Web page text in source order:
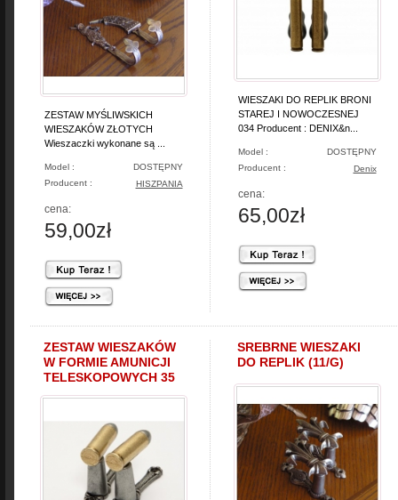
ZESTAW MYŚLIWSKICH
WIESZAKÓW ZŁOTYCH
Wieszaczki wykonane są ...
Model :
DOSTĘPNY
Producent :
HISZPANIA
cena:
59,00zł
WIESZAKI DO REPLIK BRONI
STAREJ I NOWOCZESNEJ
034 Producent : DENIX&n...
Model :
DOSTĘPNY
Producent :
Denix
cena:
65,00zł
ZESTAW WIESZAKÓW
W FORMIE AMUNICJI
TELESKOPOWYCH 35
SREBRNE WIESZAKI
DO REPLIK (11/G)